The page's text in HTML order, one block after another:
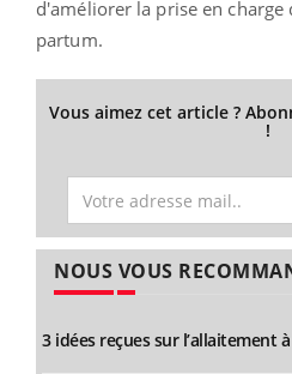
d'améliorer la prise en charge
partum.
Vous aimez cet article ?
!
NOUS VOUS
3 idées reçues sur l’allaitement